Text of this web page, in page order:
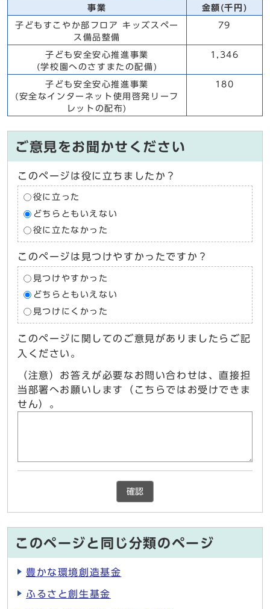
事業 金額(千円)
子どもすこやか部フロア キッズスペー
ス備品整備
79
子ども安全安心推進事業
(学校園へのさすまたの配備)
1,346
子ども安全安心推進事業
(安全なインターネット使用啓発リーフ
レットの配布)
180
ご意見をお聞かせください
このページは役に立ちましたか？
役に立った
どちらともいえない
役に立たなかった
このページは見つけやすかったですか？
見つけやすかった
どちらともいえない
見つけにくかった
このページに関してのご意見がありましたらご記
入ください。
（注意）お答えが必要なお問い合わせは、直接担
当部署へお願いします（こちらではお受けできま
せん）。
確認
このページと同じ分類のページ
豊かな環境創造基金
ふるさと創生基金